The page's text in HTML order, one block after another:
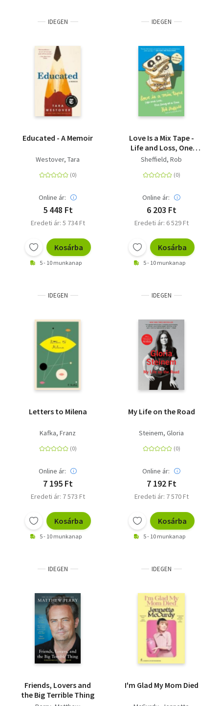
IDEGEN
Educated - A Memoir
Westover, Tara
Online ár:
5 448 Ft
Eredeti ár: 5 734 Ft
Kosárba
5 - 10 munkanap
IDEGEN
Love Is a Mix Tape -
Life and Loss, One
Song at a Time
Sheffield, Rob
Online ár:
6 203 Ft
Eredeti ár: 6 529 Ft
Kosárba
5 - 10 munkanap
IDEGEN
Letters to Milena
Kafka, Franz
Online ár:
7 195 Ft
Eredeti ár: 7 573 Ft
Kosárba
5 - 10 munkanap
IDEGEN
My Life on the Road
Steinem, Gloria
Online ár:
7 192 Ft
Eredeti ár: 7 570 Ft
Kosárba
5 - 10 munkanap
IDEGEN
Friends, Lovers and
the Big Terrible Thing
IDEGEN
I'm Glad My Mom Died